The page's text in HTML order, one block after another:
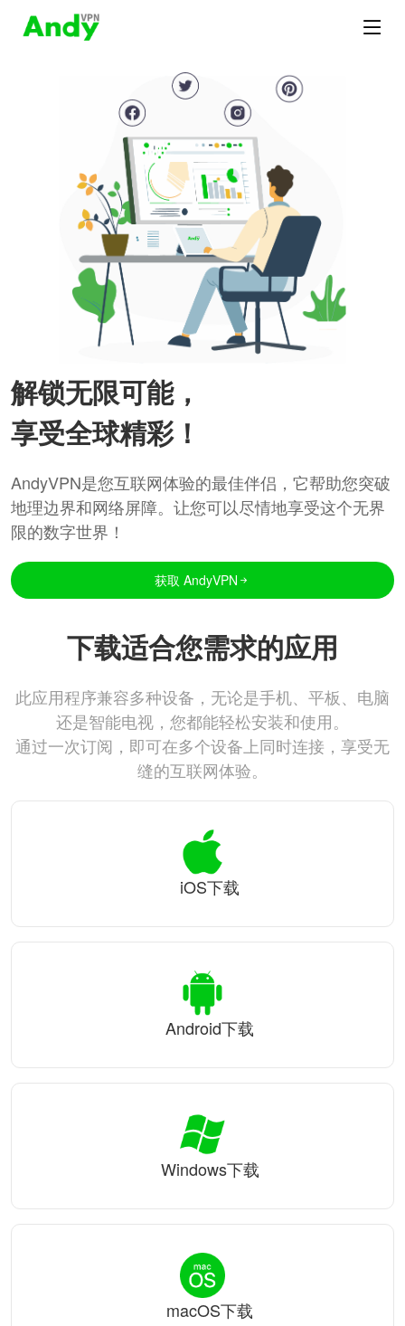
解锁无限可能，
享受全球精彩！
AndyVPN是您互联网体验的最佳伴侣，它帮助您突破
地理边界和网络屏障。让您可以尽情地享受这个无界
限的数字世界！
获取 AndyVPN
下载适合您需求的应用
此应用程序兼容多种设备，无论是手机、平板、电脑
还是智能电视，您都能轻松安装和使用。
通过一次订阅，即可在多个设备上同时连接，享受无
缝的互联网体验。
iOS下载
Android下载
Windows下载
macOS下载